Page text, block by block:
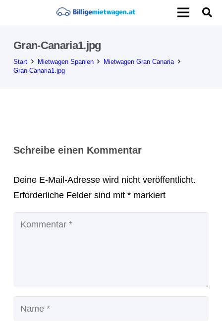
Gran-Canaria1.jpg
Start Mietwagen Spanien
Mietwagen Gran Canaria
Gran-Canaria1.jpg
Schreibe einen Kommentar
Deine E-Mail-Adresse wird nicht veröffentlicht.
Erforderliche Felder sind mit * markiert